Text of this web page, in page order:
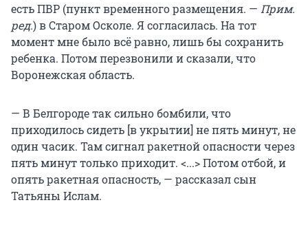
есть ПВР (пункт временного размещения. — Прим.
ред.) в Старом Осколе. Я согласилась. На тот
момент мне было всё равно, лишь бы сохранить
ребенка. Потом перезвонили и сказали, что
Воронежская область.
— В Белгороде так сильно бомбили, что
приходилось сидеть [в укрытии] не пять минут, не
один часик. Там сигнал ракетной опасности через
пять минут только приходит. <...> Потом отбой, и
опять ракетная опасность, — рассказал сын
Татьяны Ислам.